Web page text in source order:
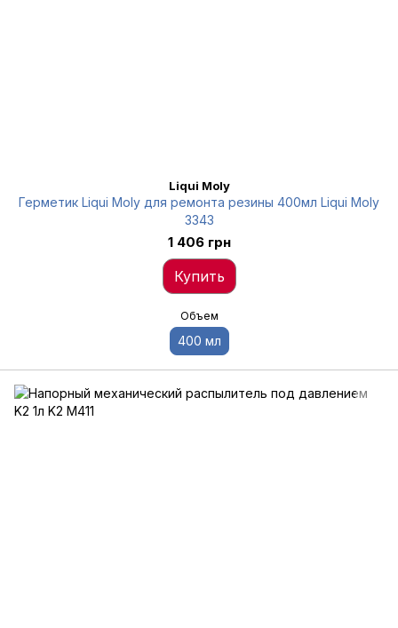
Liqui Moly
Герметик Liqui Moly для ремонта резины 400мл Liqui Moly
3343
1 406 грн
Купить
Объем
400 мл